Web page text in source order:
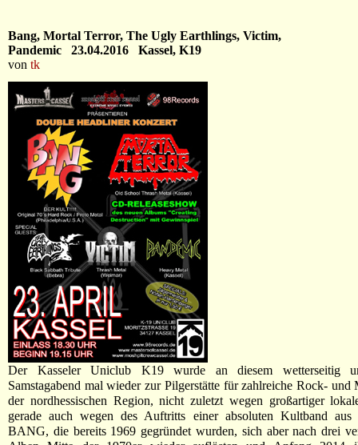
Bang, Mortal Terror, The Ugly Earthlings, Victim,
Pandemic 23.04.2016 Kassel, K19
von tk
Der Kasseler Uniclub K19 wurde an diesem wetterseitig
Samstagabend mal wieder zur Pilgerstätte für zahlreiche Rock- und
der nordhessischen Region, nicht zuletzt wegen großartiger
gerade auch wegen des Auftritts einer absoluten Kultband aus
BANG, die bereits 1969 gegründet wurden, sich aber nach drei